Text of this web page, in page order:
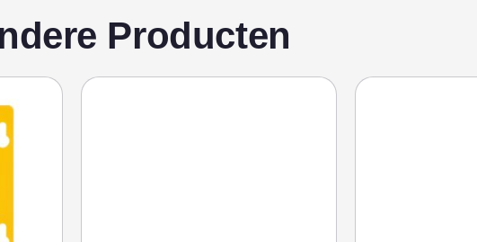
Producten